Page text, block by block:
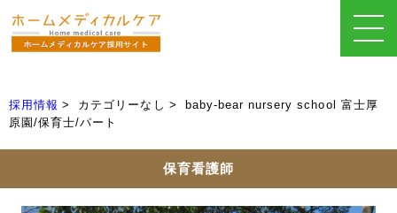
採用情報 カテゴリーなし
baby-bear nursery school 富士厚
原園/保育士/パート
保育看護師